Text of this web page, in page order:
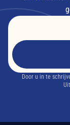
Door u in te